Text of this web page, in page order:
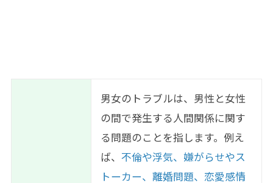
男女のトラブルは、男性と女性
の間で発生する人間関係に関す
る問題のことを指します。例え
ば、 不倫や浮気、嫌がらせやス
トーカー、離婚問題、恋愛感情